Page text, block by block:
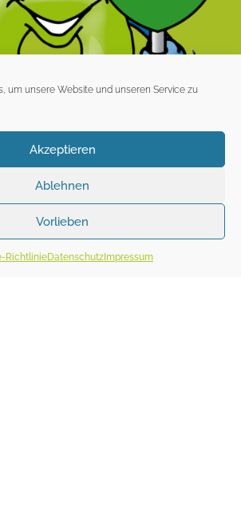
um unsere Website und unseren Service zu
Akzeptieren
Ablehnen
Vorlieben
RichtlinieDatenschutz Impressum